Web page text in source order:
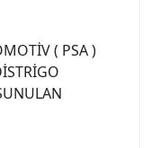
( PSA )